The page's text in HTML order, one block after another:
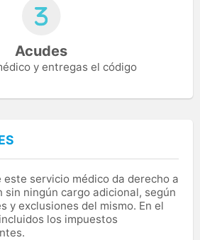
Acudes
y entregas el código
este servicio médico da derecho a
sin ningún cargo adicional, según
y exclusiones del mismo. En el
los impuestos